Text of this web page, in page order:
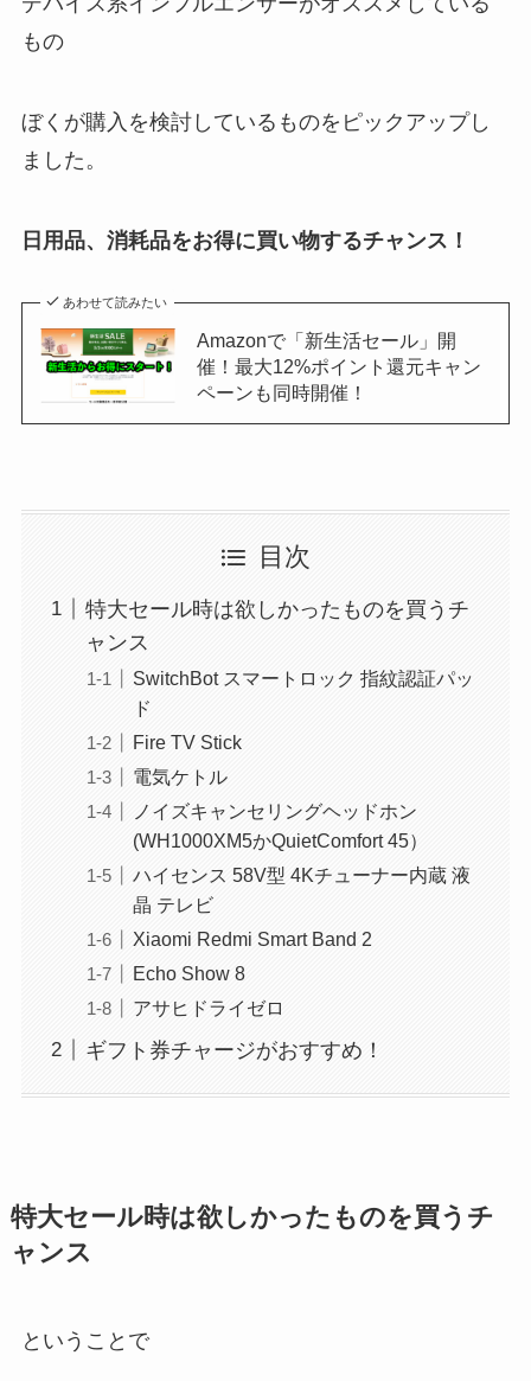
もの
ぼくが購入を検討しているものをピックアップし
ました。
日用品、消耗品をお得に買い物するチャンス！
あわせて読みたい
Amazonで「新生活セール」開
催！最大12%ポイント還元キャン
ペーンも同時開催！
目次
特大セール時は欲しかったものを買うチ
ャンス
SwitchBot スマートロック 指紋認証パッ
ド
Fire TV Stick
電気ケトル
ノイズキャンセリングヘッドホン
(WH1000XM5かQuietComfort 45）
ハイセンス 58V型 4Kチューナー内蔵 液
晶 テレビ
Xiaomi Redmi Smart Band 2
Echo Show 8
アサヒドライゼロ
ギフト券チャージがおすすめ！
特大セール時は欲しかったものを買うチ
ャンス
ということで